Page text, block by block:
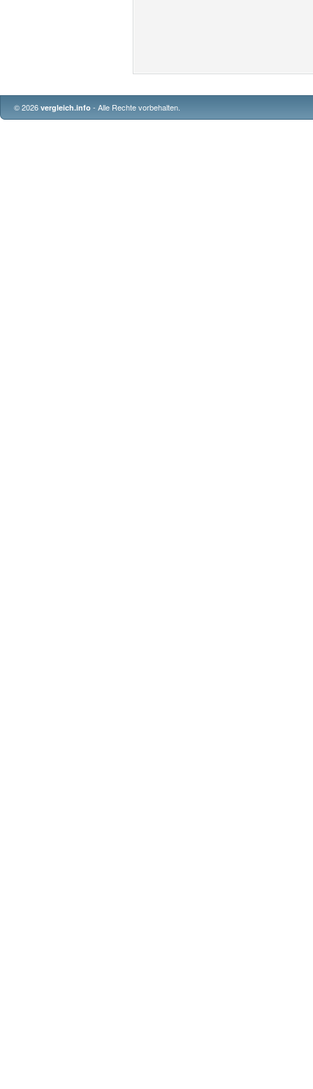
© 2026 vergleich.info - Alle Rechte vorbehalten.